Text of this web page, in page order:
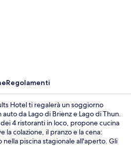
Regolamenti
Hotel ti regalerà un soggiorno
da Lago di Brienz e Lago di Thun.
4 ristoranti in loco, propone cucina
la colazione, il pranzo e la cena:
piscina stagionale all'aperto. Gli